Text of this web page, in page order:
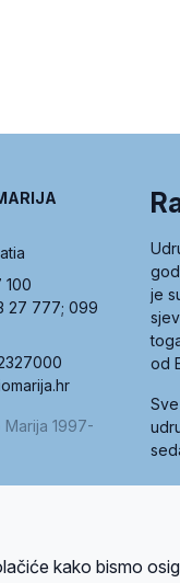
100
27 777; 099
1997-
je
od
kako bismo